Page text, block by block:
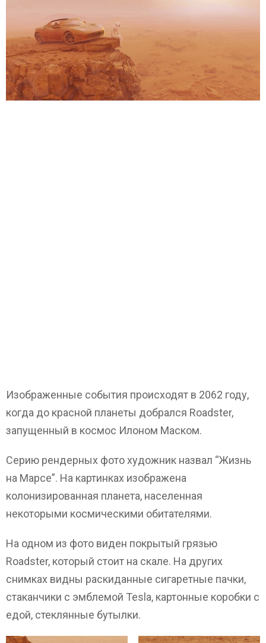
Изображенные события происходят в 2062 году,
когда до красной планеты добрался Roadster,
запущенный в космос Илоном Маском.
Серию рендерных фото художник назвал “Жизнь
на Марсе”. На картинках изображена
колонизированная планета, населенная
некоторыми космическими обитателями.
На одном из фото виден покрытый грязью
Roadster, который стоит на скале. На других
снимках видны раскиданные сигаретные пачки,
стаканчики с эмблемой Tesla, картонные коробки с
едой, стеклянные бутылки.